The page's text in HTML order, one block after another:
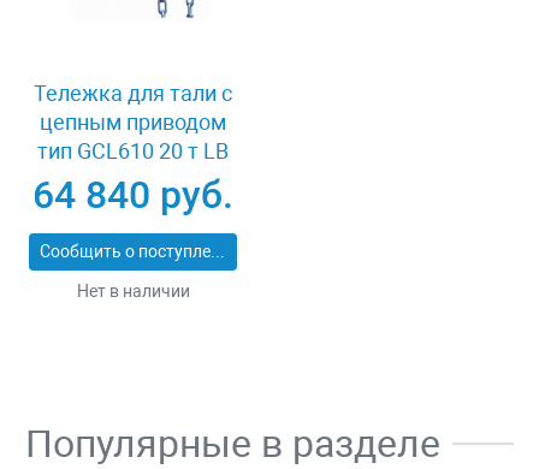
Тележка для тали с
цепным приводом
тип GCL610 20 т LB
XK41980
64 840 руб.
Сообщить о поступлении
Нет в наличии
Популярные в разделе